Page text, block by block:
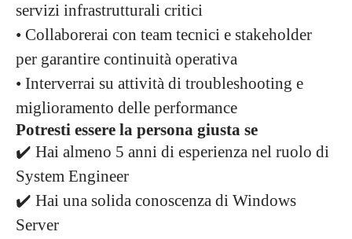
servizi infrastrutturali critici
• Collaborerai con team tecnici e stakeholder
per garantire continuità operativa
• Interverrai su attività di troubleshooting e
miglioramento delle performance
Potresti essere la persona giusta se
✔️ Hai almeno 5 anni di esperienza nel ruolo di
System Engineer
✔️ Hai una solida conoscenza di Windows
Server